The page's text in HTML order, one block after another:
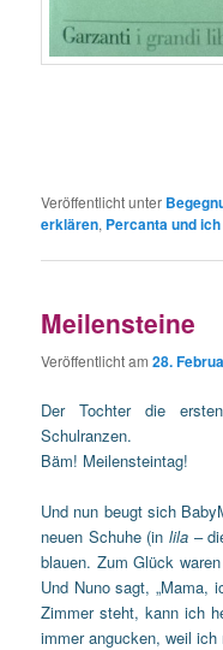
Veröffentlicht unter
erklären, Percanta und ich
Meilensteine
Veröffentlicht am28.
Der Tochter die
Schulranzen.
Bäm! Meilensteintag!
Und nun beugt sich
neuen Schuhe (in lila–
blauen. Zum Glück
Und Nuno sagt, „Mama,
Zimmer steht, kann ich
immer angucken, weil ich